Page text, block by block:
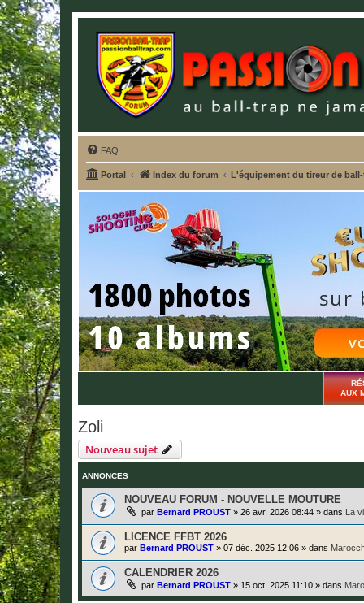
FAQ
Portal Index du forum L'équipement du tireur de
AUX
Zoli
Nouveau sujet
ANNONCES
NOUVEAU FORUM - NOUVELLE MOUTURE
par Bernard PROUST » 26 avr. 2026 08:44 » dans La
LICENCE FFBT 2026
par Bernard PROUST » 07 déc. 2025 12:06 » dans
CALENDRIER 2026
par Bernard PROUST » 15 oct. 2025 11:10 » dans